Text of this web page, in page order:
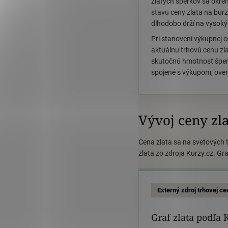
stavu ceny zlata na
dlhodobo drží na
Pri stanovení výkupnej
aktuálnu trhovú cenu
skutočnú hmotnosť
spojené s výkupom,
Vývoj ceny
Cena zlata sa na
zlata zo zdroja Kurzy.cz.
Externý zdroj trhovej
Graf zlata podľa